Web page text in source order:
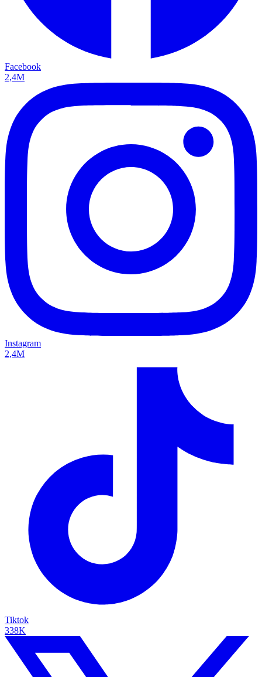
Facebook
2,4M
Instagram
2,4M
Tiktok
338K